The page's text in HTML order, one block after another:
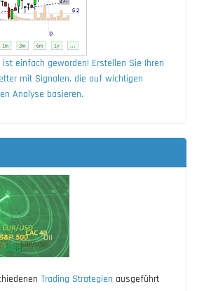
einfach geworden! Erstellen Sie Ihren
mit Signalen, die auf wichtigen
Analyse basieren.
Trading Strategien ausgeführt